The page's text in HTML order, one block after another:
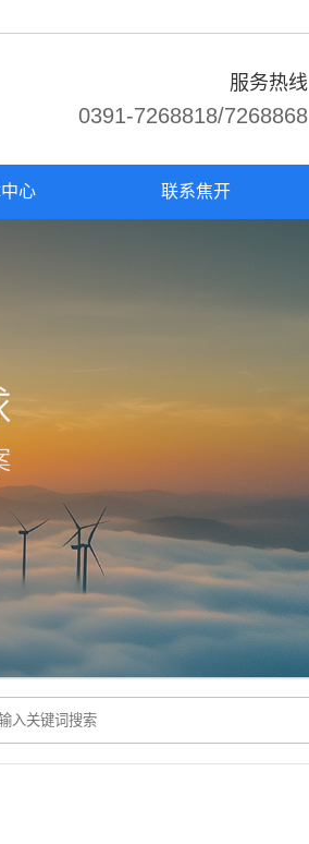
服务热线
0391-7268818/7268868
心 联系焦开